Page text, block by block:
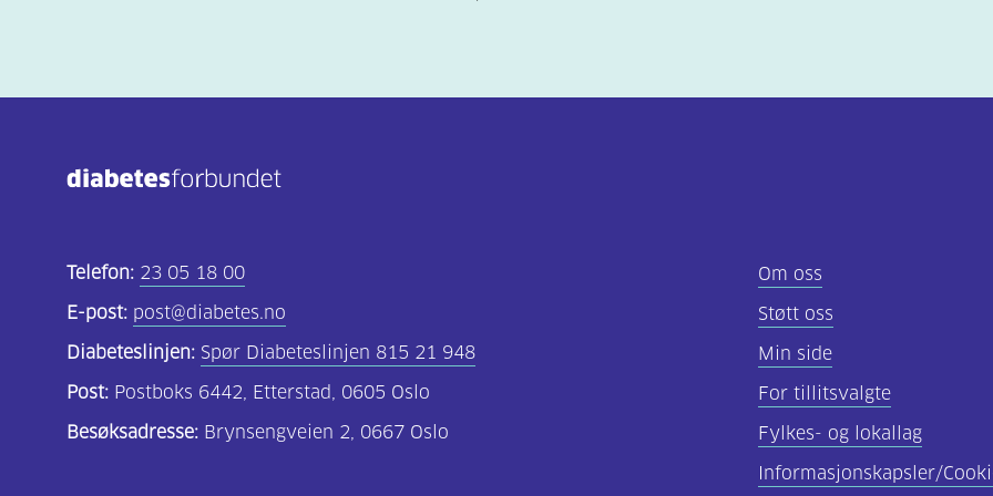
Telefon: 23 05 18 00
E-post: post@diabetes.no
Diabeteslinjen: Spør Diabeteslinjen 815 21 948
Post: Postboks 6442, Etterstad, 0605 Oslo
Besøksadresse: Brynsengveien 2, 0667 Oslo
Om oss
Støtt oss
Min side
For tillitsvalgte
Fylkes- og lokallag
Informasjonskapsler/